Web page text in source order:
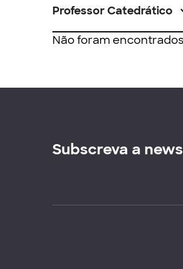
Professor Catedrático
Não foram
Subscreva a